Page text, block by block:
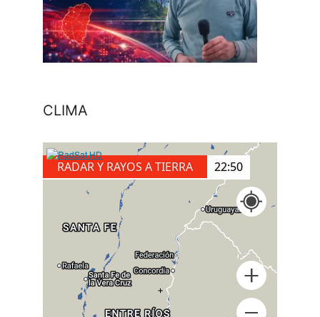
CLIMA
RADAR Y RAYOS A TIERRA 23:00
+